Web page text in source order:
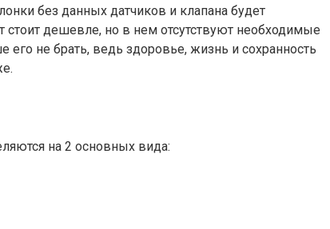
без данных датчиков и клапана будет
стоит дешевле, но в нем отсутствуют необходимые
его не брать, ведь здоровье, жизнь и сохранность
на 2 основных вида: